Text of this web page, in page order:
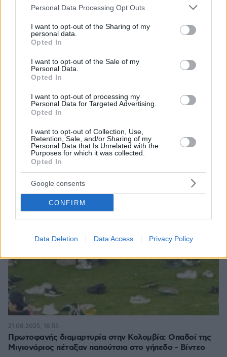
Please note that this website/app uses one or more Google
not limited to your visit or usage behaviour. You may click to
grant or deny consent to Google and its third-party tags to
use your data for below specified purposes in below Google
consent section.
Personal Data Processing Opt Outs
I want to opt-out of the Sharing of my
personal data.
Opted In
I want to opt-out of the Sale of my
Personal Data.
Opted In
I want to opt-out of processing my
Personal Data for Targeted Advertising.
Opted In
I want to opt-out of Collection, Use,
Retention, Sale, and/or Sharing of my
Personal Data that Is Unrelated with the
Purposes for which it was collected.
Opted In
Google consents
CONFIRM
Data Deletion Data Access Privacy Policy
Ο 39χρονος Ρανταμέλ Φαλκάο υπέγραψε συμβόλαιο με
τη Μιγιονάριος
αποχώρηση του από την ομάδα της καρδιάς του,
αποφάσiσε να επιστρέψει για το δικό του last dance
Πρωτοφανής διαμαρτυρία στην Κολομβία: Οπαδοί της
Μιγιονάριος πέταξαν παπούτσια στο γήπεδο - Βίντεο
21.08.2025, 18:55